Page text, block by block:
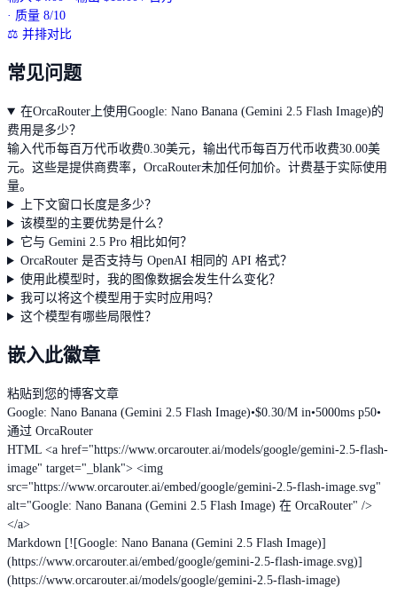
· 质量 8/10
⚖ 并排对比
常见问题
在OrcaRouter上使用Google: Nano Banana (Gemini 2.5 Flash Image)的
费用是多少？
输入代币每百万代币收费0.30美元，输出代币每百万代币收费30.00美
元。这些是提供商费率，OrcaRouter未加任何加价。计费基于实际使用
量。
上下文窗口长度是多少？
该模型的主要优势是什么？
它与 Gemini 2.5 Pro 相比如何？
OrcaRouter 是否支持与 OpenAI 相同的 API 格式？
使用此模型时，我的图像数据会发生什么变化？
我可以将这个模型用于实时应用吗？
这个模型有哪些局限性？
嵌入此徽章
粘贴到您的博客文章
Google: Nano Banana (Gemini 2.5 Flash Image)•$0.30/M in•5000ms p50•
通过 OrcaRouter
HTML <a href="https://www.orcarouter.ai/models/google/gemini-2.5-flash-
image" target="_blank"> <img
src="https://www.orcarouter.ai/embed/google/gemini-2.5-flash-image.svg"
alt="Google: Nano Banana (Gemini 2.5 Flash Image) 在 OrcaRouter" />
</a>
Markdown [![Google: Nano Banana (Gemini 2.5 Flash Image)]
(https://www.orcarouter.ai/embed/google/gemini-2.5-flash-image.svg)]
(https://www.orcarouter.ai/models/google/gemini-2.5-flash-image)